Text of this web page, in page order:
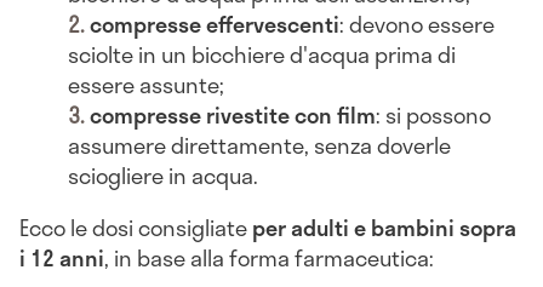
compresse effervescenti: devono essere
sciolte in un bicchiere d'acqua prima di
essere assunte;
compresse rivestite con film: si possono
assumere direttamente, senza doverle
sciogliere in acqua.
Ecco le dosi consigliateper adulti e bambini sopra
i 12 anni, in base alla forma farmaceutica: